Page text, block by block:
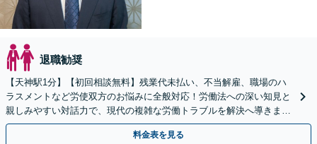
退職勧奨
【天神駅1分】【初回相談無料】残業代未払い、不当解雇、職場のハ
ラスメントなど労使双方のお悩みに全般対応！労働法への深い知見と
親しみやすい対話力で、現代の複雑な労働トラブルを解決へ導きま
す。一人で悩まずまずはご相談ください【夜間・休日相談可】
料金表を見る